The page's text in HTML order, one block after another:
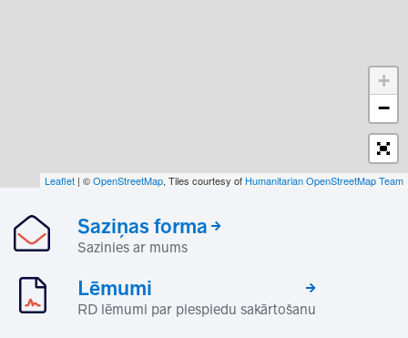
+
−
Leaflet | ©OpenStreetMap, Tiles courtesy of Humanitarian OpenStreetMap Team
Saziņas forma
Sazinies ar mums
Lēmumi
RD lēmumi par piespiedu sakārtošanu